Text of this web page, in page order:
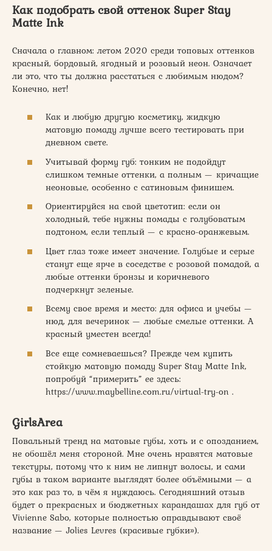
Как подобрать свой оттенок Super Stay
Matte Ink
Сначала о главном: летом 2020 среди топовых оттенков
красный, бордовый, ягодный и розовый неон. Означает
ли это, что ты должна расстаться с любимым нюдом?
Конечно, нет!
Как и любую другую косметику, жидкую
матовую помаду лучше всего тестировать при
дневном свете.
Учитывай форму губ: тонким не подойдут
слишком темные оттенки, а полным — кричащие
неоновые, особенно с сатиновым финишем.
Ориентируйся на свой цветотип: если он
холодный, тебе нужны помады с голубоватым
подтоном, если теплый — с красно-оранжевым.
Цвет глаз тоже имеет значение. Голубые и серые
станут еще ярче в соседстве с розовой помадой, а
любые оттенки бронзы и коричневого
подчеркнут зеленые.
Всему свое время и место: для офиса и учебы —
нюд, для вечеринок — любые смелые оттенки. А
красный уместен всегда!
Все еще сомневаешься? Прежде чем купить
стойкую матовую помаду Super Stay Matte Ink,
попробуй “примерить” ее здесь:
https://www.maybelline.com.ru/virtual-try-on .
GirlsArea
Повальный тренд на матовые губы, хоть и с опозданием,
не обошёл меня стороной. Мне очень нравятся матовые
текстуры, потому что к ним не липнут волосы, и сами
губы в таком варианте выглядят более объёмными — а
это как раз то, в чём я нуждаюсь. Сегодняшний отзыв
будет о прекрасных и бюджетных карандашах для губ от
Vivienne Sabo, которые полностью оправдывают своё
название — Jolies Levres (красивые губки»).